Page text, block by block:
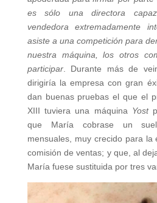
es sólo una directora
vendedora extremadamente
asiste a una competición para
nuestra máquina, los otros
participar. Durante más de
dirigiría la empresa con gran
dan buenas pruebas el que el
XIII tuviera una máquina Yost
que María cobrase un
mensuales, muy crecido para la
comisión de ventas; y que, al
María fuese sustituida por tres